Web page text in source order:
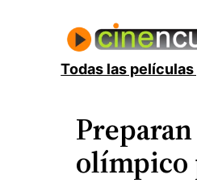
contenidoTodas las
olímpico